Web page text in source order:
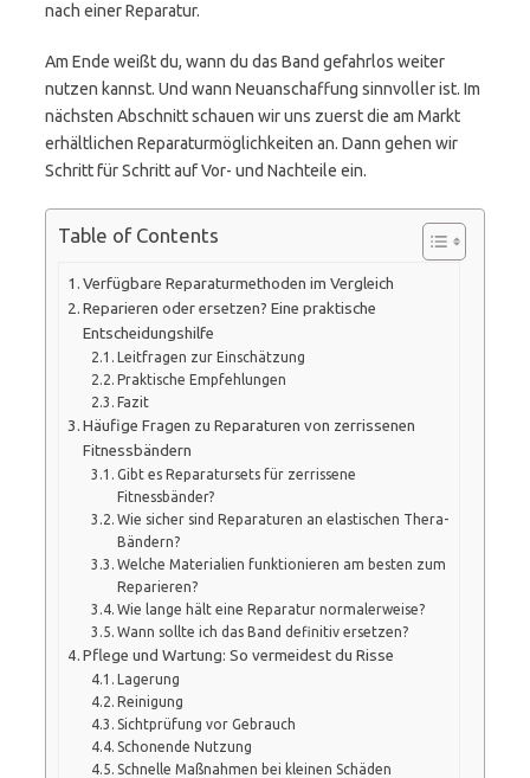
nach einer Reparatur.
Am Ende weißt du, wann du das Band gefahrlos weiter
nutzen kannst. Und wann Neuanschaffung sinnvoller ist. Im
nächsten Abschnitt schauen wir uns zuerst die am Markt
erhältlichen Reparaturmöglichkeiten an. Dann gehen wir
Schritt für Schritt auf Vor- und Nachteile ein.
Table of Contents
Verfügbare Reparaturmethoden im Vergleich
Reparieren oder ersetzen? Eine praktische
Entscheidungshilfe
Leitfragen zur Einschätzung
Praktische Empfehlungen
Fazit
Häufige Fragen zu Reparaturen von zerrissenen
Fitnessbändern
Gibt es Reparatursets für zerrissene
Fitnessbänder?
Wie sicher sind Reparaturen an elastischen Thera-
Bändern?
Welche Materialien funktionieren am besten zum
Reparieren?
Wie lange hält eine Reparatur normalerweise?
Wann sollte ich das Band definitiv ersetzen?
Pflege und Wartung: So vermeidest du Risse
Lagerung
Reinigung
Sichtprüfung vor Gebrauch
Schonende Nutzung
Schnelle Maßnahmen bei kleinen Schäden